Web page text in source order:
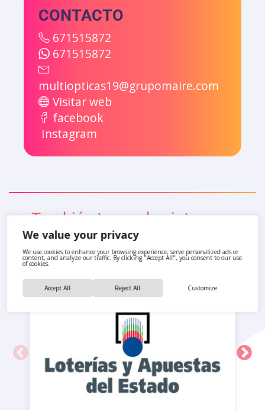
We value your privacy
We use cookies to enhance your browsing experience, serve personalized ads or
content, and analyze our traffic. By clicking "Accept All", you consent to our use
of cookies.
Customize
Reject All
Accept All
CONTACTO
671515872
671515872
multiopticas19@grupomaire.com
Visitar web
facebook
Instagram
También te pueden interesar